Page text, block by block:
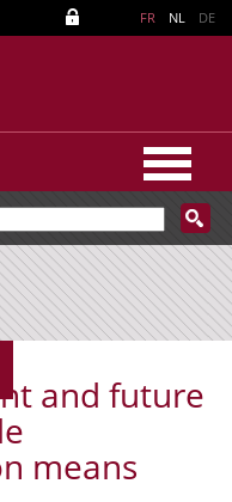
FR NL DE
and future
means